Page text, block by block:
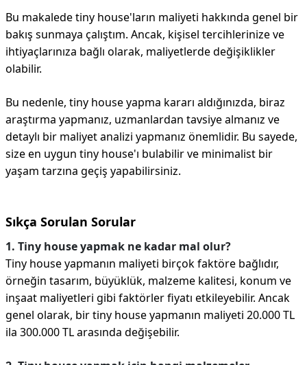
Bu makalede tiny house'ların maliyeti hakkında genel bir
bakış sunmaya çalıştım. Ancak, kişisel tercihlerinize ve
ihtiyaçlarınıza bağlı olarak, maliyetlerde değişiklikler
olabilir.
Bu nedenle, tiny house yapma kararı aldığınızda, biraz
araştırma yapmanız, uzmanlardan tavsiye almanız ve
detaylı bir maliyet analizi yapmanız önemlidir. Bu sayede,
size en uygun tiny house'ı bulabilir ve minimalist bir
yaşam tarzına geçiş yapabilirsiniz.
Sıkça Sorulan Sorular
1. Tiny house yapmak ne kadar mal olur?
Tiny house yapmanın maliyeti birçok faktöre bağlıdır,
örneğin tasarım, büyüklük, malzeme kalitesi, konum ve
inşaat maliyetleri gibi faktörler fiyatı etkileyebilir. Ancak
genel olarak, bir tiny house yapmanın maliyeti 20.000 TL
ila 300.000 TL arasında değişebilir.